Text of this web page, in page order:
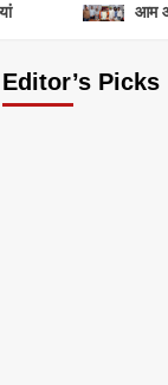
आम
Editor’s Picks